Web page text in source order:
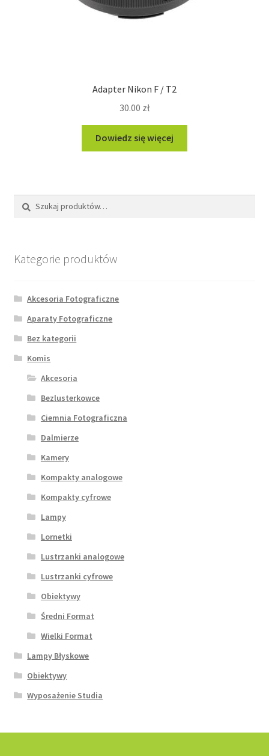
Adapter Nikon F / T2
30.00 zł
Dowiedz się więcej
Szukaj:
Szukaj
Kategorie produktów
Akcesoria Fotograficzne
Aparaty Fotograficzne
Bez kategorii
Komis
Akcesoria
Bezlusterkowce
Ciemnia Fotograficzna
Dalmierze
Kamery
Kompakty analogowe
Kompakty cyfrowe
Lampy
Lornetki
Lustrzanki analogowe
Lustrzanki cyfrowe
Obiektywy
Średni Format
Wielki Format
Lampy Błyskowe
Obiektywy
Wyposażenie Studia